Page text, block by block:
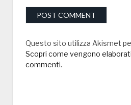
Questo sito utilizza Akismet
Scopri come vengono
commenti.